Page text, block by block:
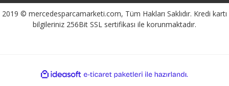
2019 © mercedesparcamarketi.com, Tüm Hakları Saklıdır. Kredi kartı
bilgileriniz 256Bit SSL sertifikası ile korunmaktadır.
ideasoft
e-